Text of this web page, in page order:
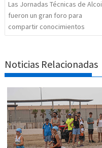
Las Jornadas Técnicas de Alcoi
fueron un gran foro para
compartir conocimientos
Noticias Relacionadas